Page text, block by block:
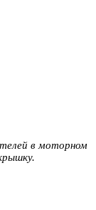
в моторном